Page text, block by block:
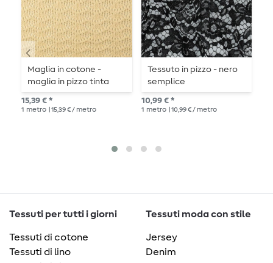
Maglia in cotone -
maglia in pizzo tinta
unita beige
15,39 € *
1 metro | 15,39 € / metro
Tessuto in pizzo - nero
semplice
10,99 € *
1 metro | 10,99 € / metro
Tessuti per tutti i giorni
Tessuti di cotone
Tessuti di lino
Tessuti moda con stile
Jersey
Denim